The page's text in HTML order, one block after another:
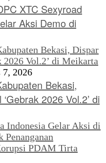
XTC Sexyroad
Aksi Demo di
7, 2026
Bekasi,
2026 Vol.2’ di